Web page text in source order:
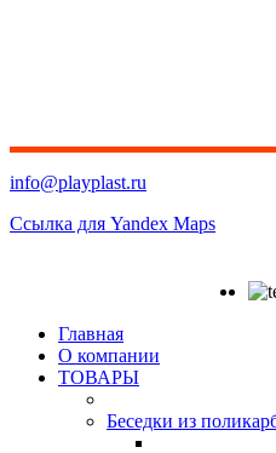
info@playplast.ru
Ссылка для Yandex Maps
Главная
О компании
ТОВАРЫ
Беседки из